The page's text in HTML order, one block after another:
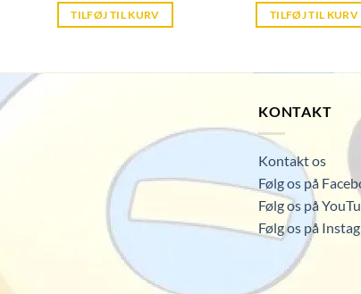
is:
kr. 39,95.
TILFØJ TIL KURV
is:
kr. 39,95.
TILFØJ TIL KURV
KONTAKT
Kontakt os
Følg os på
Følg os på
Følg os på